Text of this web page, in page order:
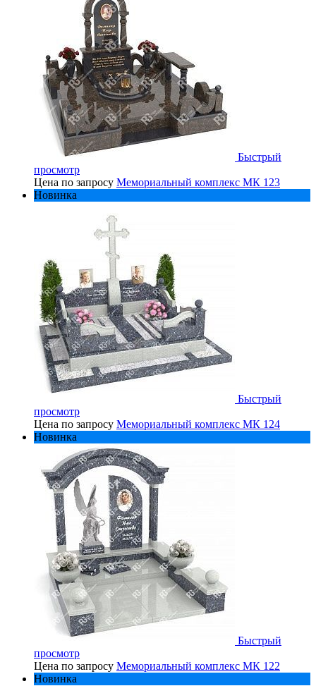
Быстрый
просмотр
Цена по запросу Мемориальный комплекс МК 123
Новинка
Быстрый
просмотр
Цена по запросу Мемориальный комплекс МК 124
Новинка
Быстрый
просмотр
Цена по запросу Мемориальный комплекс МК 122
Новинка